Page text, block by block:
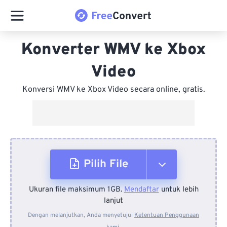
Konverter WMV ke Xbox
Video
Konversi WMV ke Xbox Video secara online, gratis.
Pilih File
Dari Perangkat
Ukuran file maksimum 1GB.Mendaftaruntuk lebih
lanjut
Dengan melanjutkan, Anda menyetujui Ketentuan Penggunaan